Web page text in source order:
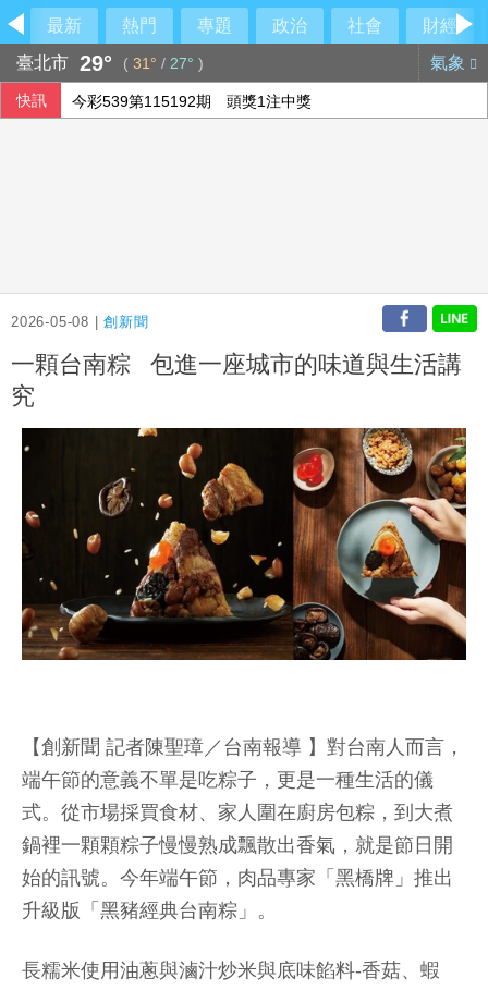
最新 熱門 專題 政治 社會
財經
臺北市 29° ( 31° / 27° ) 氣象
快訊 今彩539第115192期 頭獎1注中獎
2026-05-08 |創新聞
一顆台南粽 包進一座城市的味道與生活講
究
【創新聞 記者陳聖璋／台南報導 】對台南人而言，
端午節的意義不單是吃粽子，更是一種生活的儀
式。從市場採買食材、家人圍在廚房包粽，到大煮
鍋裡一顆顆粽子慢慢熟成飄散出香氣，就是節日開
始的訊號。今年端午節，肉品專家「黑橋牌」推出
升級版「黑豬經典台南粽」。
長糯米使用油蔥與滷汁炒米與底味餡料-香菇、蝦